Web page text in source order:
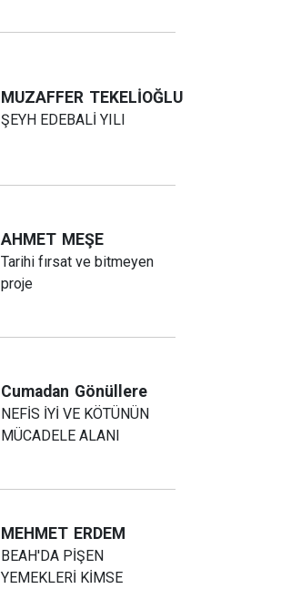
MUZAFFER TEKELİOĞLU
ŞEYH EDEBALİ YILI
AHMET MEŞE
Tarihi fırsat ve bitmeyen
proje
Cumadan Gönüllere
NEFİS İYİ VE KÖTÜNÜN
MÜCADELE ALANI
MEHMET ERDEM
BEAH'DA PİŞEN
YEMEKLERİ KİMSE